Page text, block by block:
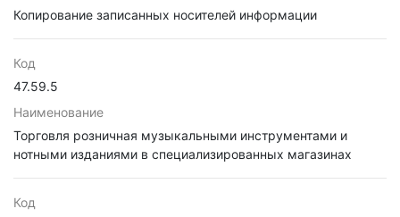
Копирование записанных носителей информации
Код
47.59.5
Наименование
Торговля розничная музыкальными инструментами и
нотными изданиями в специализированных магазинах
Код